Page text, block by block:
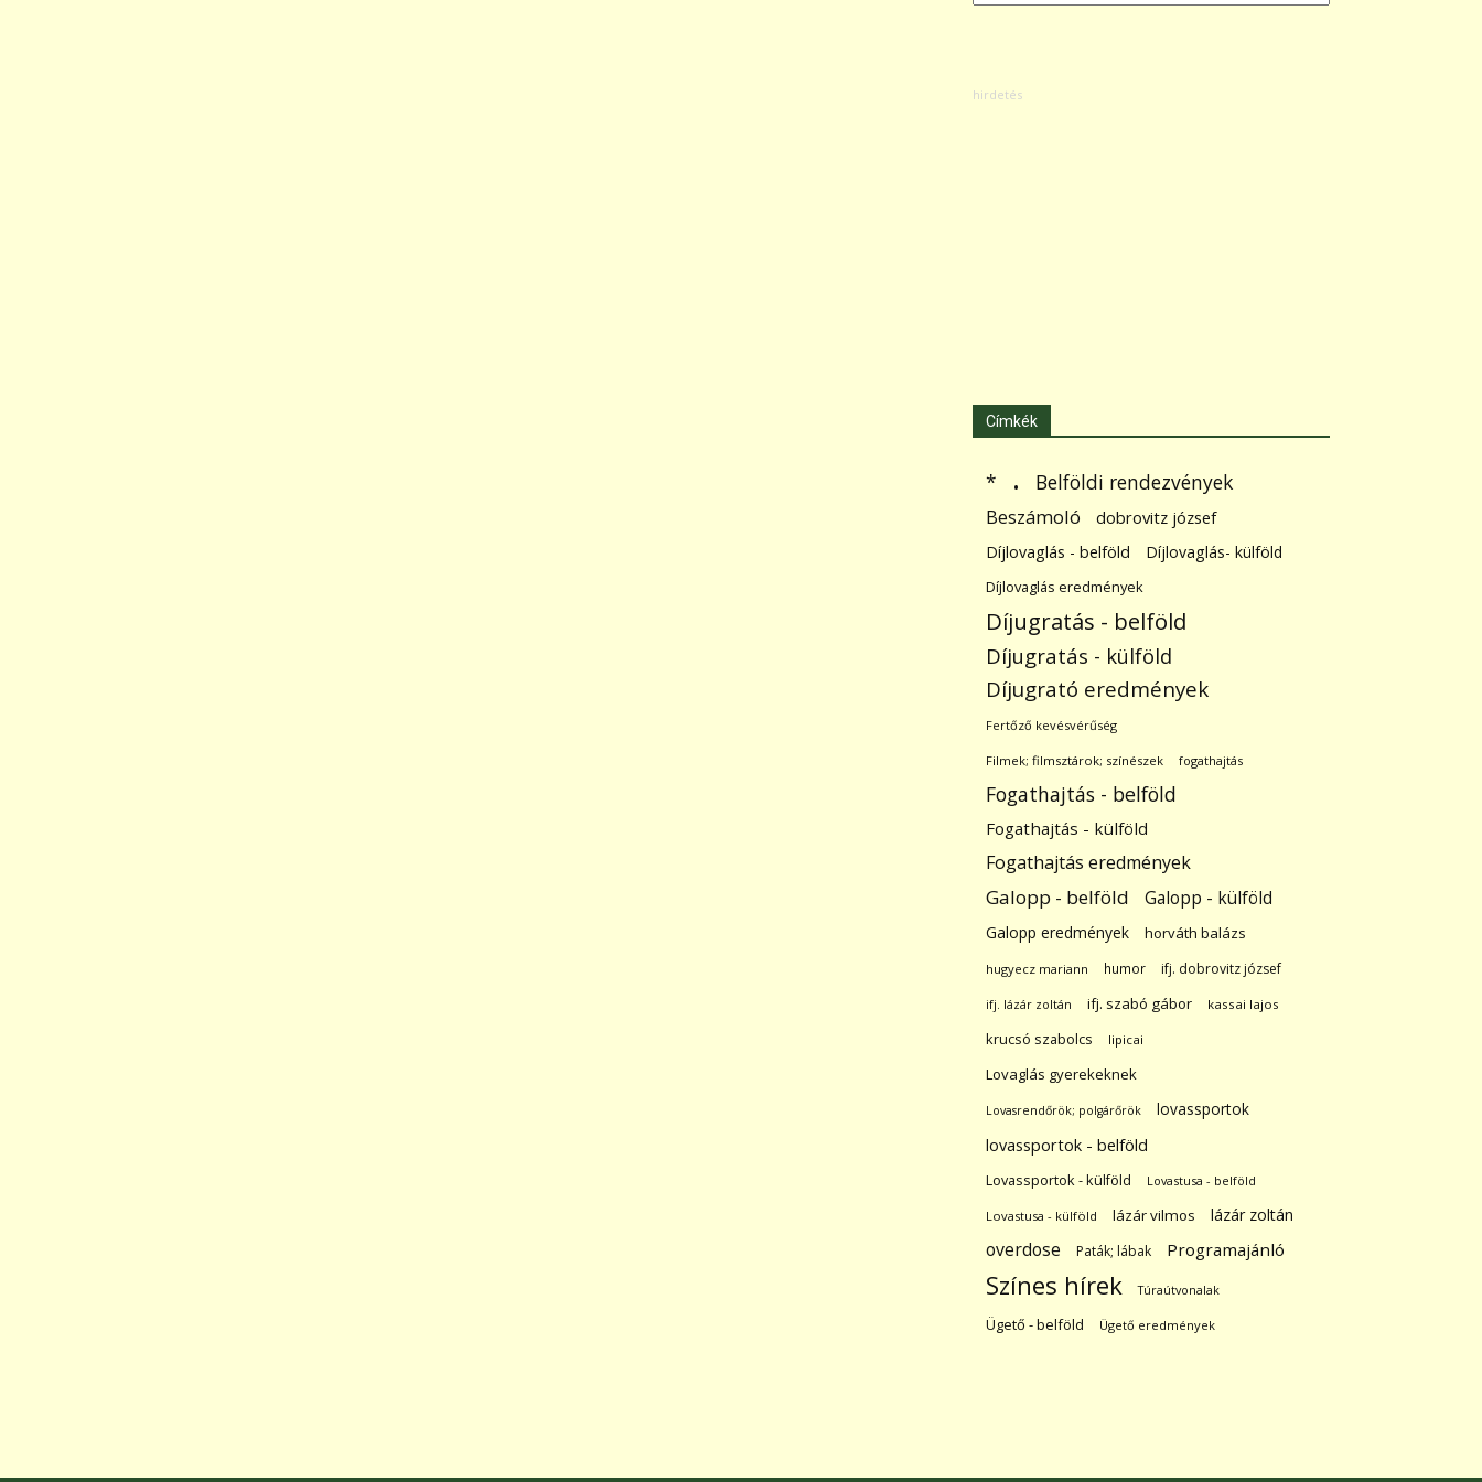
Címkék
* . Belföldi rendezvények
Beszámoló dobrovitz józsef
Díjlovaglás - belföld Díjlovaglás- külföld
Díjlovaglás eredmények
Díjugratás - belföld
Díjugratás - külföld
Díjugrató eredmények
Fertőző kevésvérűség
Filmek; filmsztárok; színészek fogathajtás
Fogathajtás - belföld
Fogathajtás - külföld
Fogathajtás eredmények
Galopp - belföld Galopp - külföld
Galopp eredmények horváth balázs
hugyecz mariann humor ifj. dobrovitz józsef
ifj. lázár zoltán ifj. szabó gábor kassai lajos
krucsó szabolcs lipicai
Lovaglás gyerekeknek
Lovasrendőrök; polgárőrök
lovassportok
lovassportok - belföld
Lovassportok - külföld Lovastusa - belföld
Lovastusa - külföld lázár vilmos lázár zoltán
overdose Paták; lábak Programajánló
Színes hírek Túraútvonalak
Ügető - belföld Ügető eredmények